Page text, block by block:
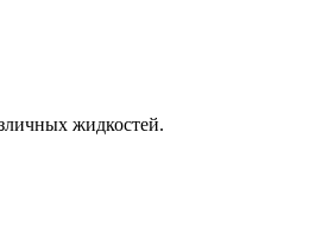
жидкостей.